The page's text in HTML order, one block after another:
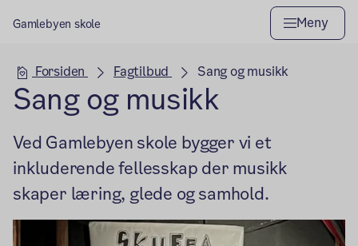
Gamlebyen skole Meny
Hovedseksjon
Forsiden Fagtilbud Sang og musikk
Sang og musikk
Ved Gamlebyen skole bygger vi et
inkluderende fellesskap der musikk
skaper læring, glede og samhold.